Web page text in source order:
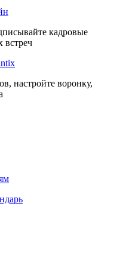
кадровые
встреч
настройте воронку,